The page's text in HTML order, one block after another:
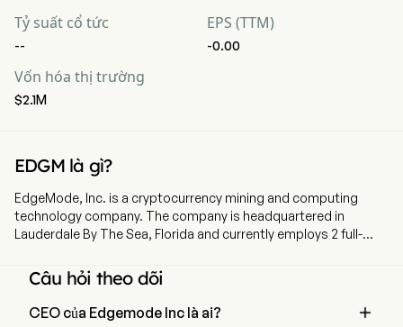
Tỷ suất cổ tức
--
EPS (TTM)
-0.00
Vốn hóa thị trường
$2.1M
EDGM là gì?
EdgeMode, Inc. is a cryptocurrency mining and computing
technology company. The company is headquartered in
Lauderdale By The Sea, Florida and currently employs 2 full-
Company, through its wholly owned subsidiary, Synthesis
Analytics Production Ltd. (SAPL), is engaged in designing,
building, and operating digital infrastructure for HPC.
Câu hỏi theo dõi
CEO của Edgemode Inc là ai? 